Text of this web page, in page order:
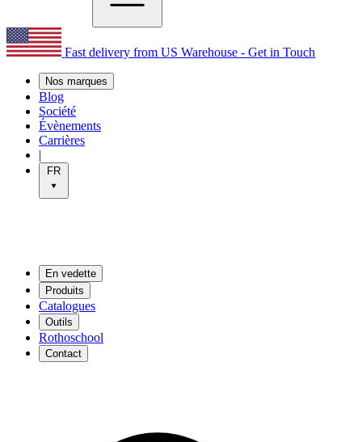
Fast delivery from US Warehouse - Get in Touch
Nos marques
Blog
Société
Évènements
Carrières
|
FR
En vedette
Produits
Catalogues
Outils
Rothoschool
Contact